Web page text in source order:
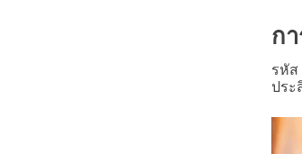
ก
รหัส
ประ